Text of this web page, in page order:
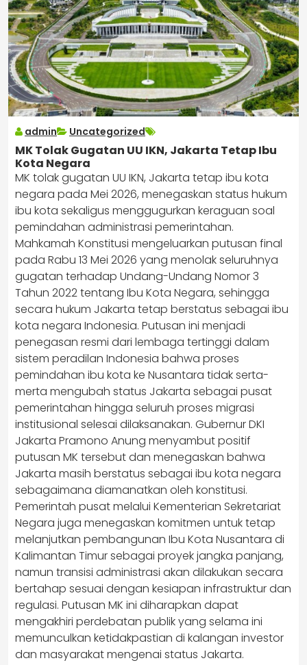
admin Uncategorized
MK Tolak Gugatan UU IKN, Jakarta Tetap Ibu
Kota Negara
MK tolak gugatan UU IKN, Jakarta tetap ibu kota
negara pada Mei 2026, menegaskan status hukum
ibu kota sekaligus menggugurkan keraguan soal
pemindahan administrasi pemerintahan.
Mahkamah Konstitusi mengeluarkan putusan final
pada Rabu 13 Mei 2026 yang menolak seluruhnya
gugatan terhadap Undang-Undang Nomor 3
Tahun 2022 tentang Ibu Kota Negara, sehingga
secara hukum Jakarta tetap berstatus sebagai ibu
kota negara Indonesia. Putusan ini menjadi
penegasan resmi dari lembaga tertinggi dalam
sistem peradilan Indonesia bahwa proses
pemindahan ibu kota ke Nusantara tidak serta-
merta mengubah status Jakarta sebagai pusat
pemerintahan hingga seluruh proses migrasi
institusional selesai dilaksanakan. Gubernur DKI
Jakarta Pramono Anung menyambut positif
putusan MK tersebut dan menegaskan bahwa
Jakarta masih berstatus sebagai ibu kota negara
sebagaimana diamanatkan oleh konstitusi.
Pemerintah pusat melalui Kementerian Sekretariat
Negara juga menegaskan komitmen untuk tetap
melanjutkan pembangunan Ibu Kota Nusantara di
Kalimantan Timur sebagai proyek jangka panjang,
namun transisi administrasi akan dilakukan secara
bertahap sesuai dengan kesiapan infrastruktur dan
regulasi. Putusan MK ini diharapkan dapat
mengakhiri perdebatan publik yang selama ini
memunculkan ketidakpastian di kalangan investor
dan masyarakat mengenai status Jakarta.